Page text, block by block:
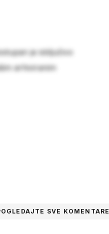
je isključivo
arhiviranim
SVE KOMENTARE